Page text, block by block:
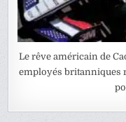
Le rêve américain de
employés britanniques